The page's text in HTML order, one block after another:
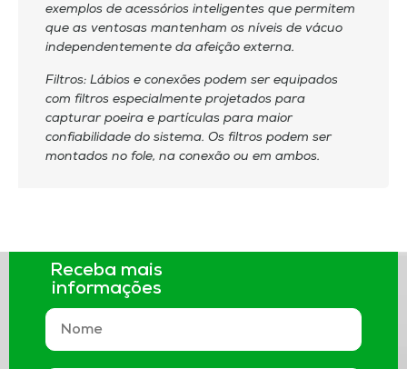
exemplos de acessórios inteligentes que permitem
que as ventosas mantenham os níveis de vácuo
independentemente da afeição externa.
Filtros: Lábios e conexões podem ser equipados
com filtros especialmente projetados para
capturar poeira e partículas para maior
confiabilidade do sistema. Os filtros podem ser
montados no fole, na conexão ou em ambos.
Receba mais
informações